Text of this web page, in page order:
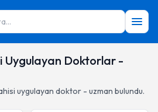
Uygulayan Doktorlar -
uygulayan doktor - uzman bulundu.